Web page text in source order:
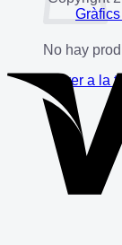
No hay
Volver a la